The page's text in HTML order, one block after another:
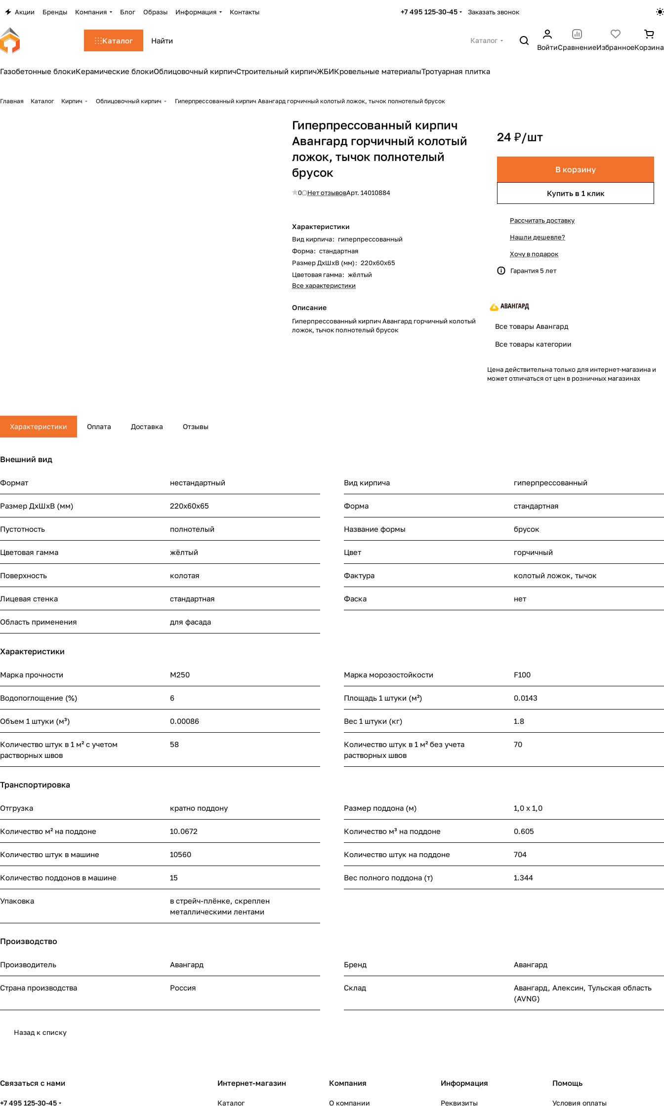
Акции Бренды Компания Блог Образы Информация Контакты +7 495 125-30-45 Заказать звонок
Каталог
Каталог
ВойтиСравнениеИзбранноеКорзина
Газобетонные блокиКерамические блокиОблицовочный кирпичСтроительный кирпичЖБИКровельные материалыТротуарная плитка
Главная Каталог Кирпич Облицовочный кирпич Гиперпрессованный кирпич Авангард горчичный колотый ложок, тычок полнотелый брусок
Гиперпрессованный кирпич
Авангард горчичный колотый
ложок, тычок полнотелый
брусок
0 Нет отзывовАрт.14010884
Характеристики
Вид кирпича: гиперпрессованный
Форма: стандартная
Размер ДхШхВ (мм): 220x60x65
Цветовая гамма: жёлтый
Все характеристики
Описание
Гиперпрессованный кирпич Авангард горчичный колотый
ложок, тычок полнотелый брусок
24 ₽/шт
В корзину
Купить в 1 клик
Рассчитать доставку
Нашли дешевле?
Хочу в подарок
Гарантия 5 лет
Все товары Авангард
Все товары категории
Цена действительна только для интернет-магазина и
может отличаться от цен в розничных магазинах
Характеристики Оплата Доставка Отзывы
Внешний вид
Формат нестандартный Вид кирпича гиперпрессованный
Размер ДхШхВ (мм) 220x60x65 Форма стандартная
Пустотность полнотелый Название формы брусок
Цветовая гамма жёлтый Цвет горчичный
Поверхность колотая Фактура колотый ложок, тычок
Лицевая стенка стандартная Фаска нет
Область применения для фасада
Характеристики
Марка прочности М250 Марка морозостойкости F100
Водопоглощение (%) 6 Площадь 1 штуки (м²) 0.0143
Объем 1 штуки (м³) 0.00086 Вес 1 штуки (кг) 1.8
Количество штук в 1 м² с учетом
растворных швов
58
Количество штук в 1 м² без учета
растворных швов
70
Транспортировка
Отгрузка кратно поддону Размер поддона (м) 1,0 х 1,0
Количество м² на поддоне 10.0672 Количество м³ на поддоне 0.605
Количество штук в машине 10560 Количество штук на поддоне 704
Количество поддонов в машине 15 Вес полного поддона (т) 1.344
Упаковка
в стрейч-плёнке, скреплен
металлическими лентами
Производство
Производитель Авангард Бренд Авангард
Страна производства Россия Склад
Авангард, Алексин, Тульская область
(AVNG)
Назад к списку
Связаться с нами
+7 495 125-30-45
Интернет-магазин
Каталог
Компания
О компании
Информация
Реквизиты
Помощь
Условия оплаты